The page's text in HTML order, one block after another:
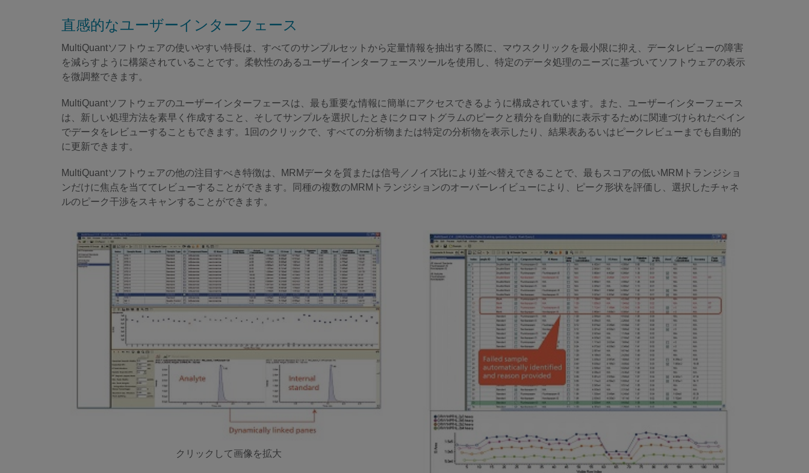
直感的なユーザーインターフェース
MultiQuantソフトウェアの使いやすい特長は、すべてのサンプルセットから定量情報を抽出する際に、マウスクリックを最小限に抑え、データレビューの障害
を減らすように構築されていることです。柔軟性のあるユーザーインターフェースツールを使用し、特定のデータ処理のニーズに基づいてソフトウェアの表示
を微調整できます。
MultiQuantソフトウェアのユーザーインターフェースは、最も重要な情報に簡単にアクセスできるように構成されています。また、ユーザーインターフェース
は、新しい処理方法を素早く作成すること、そしてサンプルを選択したときにクロマトグラムのピークと積分を自動的に表示するために関連づけられたペイン
でデータをレビューすることもできます。1回のクリックで、すべての分析物または特定の分析物を表示したり、結果表あるいはピークレビューまでも自動的
に更新できます。
MultiQuantソフトウェアの他の注目すべき特徴は、MRMデータを質または信号／ノイズ比により並べ替えできることで、最もスコアの低いMRMトランジショ
ンだけに焦点を当ててレビューすることができます。同種の複数のMRMトランジションのオーバーレイビューにより、ピーク形状を評価し、選択したチャネ
ルのピーク干渉をスキャンすることができます。
クリックして画像を拡大